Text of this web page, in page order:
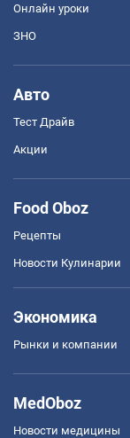
Онлайн уроки
ЗНО
Авто
Тест Драйв
Акции
Food Oboz
Рецепты
Новости Кулинарии
Экономика
Рынки и компании
MedOboz
Новости медицины